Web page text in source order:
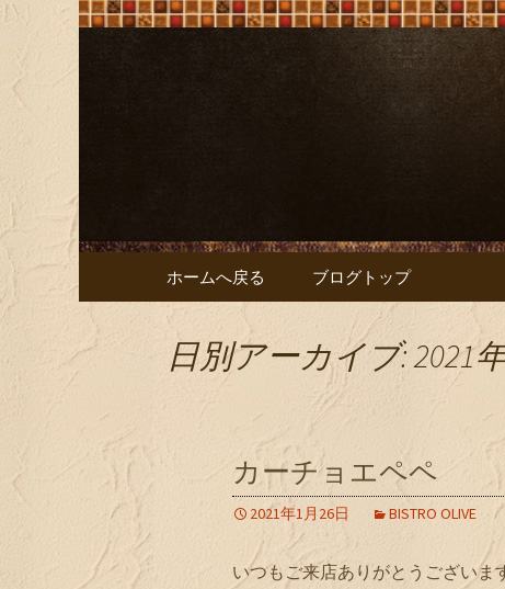
大阪難波
大阪難波の「ビストロオリ
コンテンツへ移動
ホームへ戻る ブログトップ
日別アーカイブ: 2021
カーチョエペペ
2021年1月26日 BISTRO OLIVE
いつもご来店ありがとうございま